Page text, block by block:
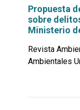
Propuesta
sobre
Ministerio
Revista
Ambientales